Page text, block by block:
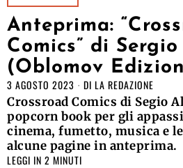
Anteprima:
Comics” di
(Oblomov
3 AGOSTO 2023 DI LA REDAZIONE
Crossroad Comics di Segio
popcorn book per gli
cinema, fumetto, musica e
alcune pagine in anteprima.
LEGGI IN 2 MINUTI